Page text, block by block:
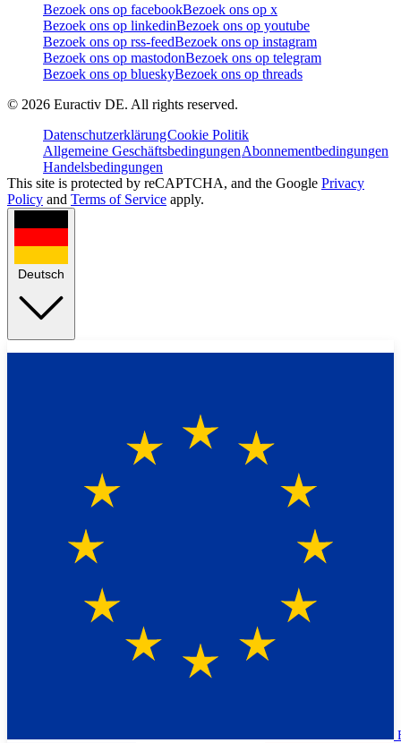
Bezoek ons op facebookBezoek ons op x
Bezoek ons op linkedinBezoek ons op youtube
Bezoek ons op rss-feedBezoek ons op instagram
Bezoek ons op mastodonBezoek ons op telegram
Bezoek ons op blueskyBezoek ons op threads
© 2026 Euractiv DE. All rights reserved.
DatenschutzerklärungCookie Politik
Allgemeine GeschäftsbedingungenAbonnementbedingungen
Handelsbedingungen
This site is protected by reCAPTCHA, and the Google Privacy
Policy and Terms of Service apply.
Deutsch